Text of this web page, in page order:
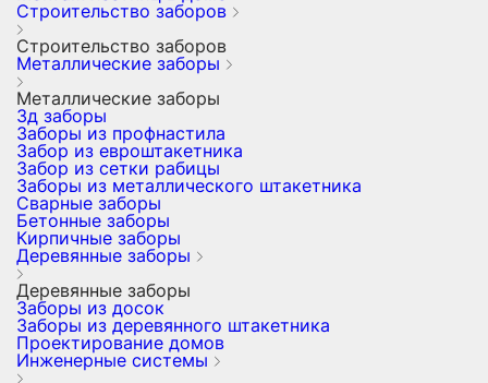
Строительство заборов
Строительство заборов
Металлические заборы
Металлические заборы
3д заборы
Заборы из профнастила
Забор из евроштакетника
Забор из сетки рабицы
Заборы из металлического штакетника
Сварные заборы
Бетонные заборы
Кирпичные заборы
Деревянные заборы
Деревянные заборы
Заборы из досок
Заборы из деревянного штакетника
Проектирование домов
Инженерные системы